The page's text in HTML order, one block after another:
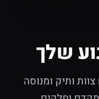
שלך
ותיק ומנוסה